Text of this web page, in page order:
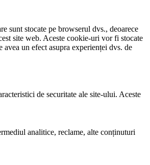
sunt stocate pe browserul dvs., deoarece
site web. Aceste cookie-uri vor fi stocate
un efect asupra experienței dvs. de
de securitate ale site-ului. Aceste
analitice, reclame, alte conținuturi